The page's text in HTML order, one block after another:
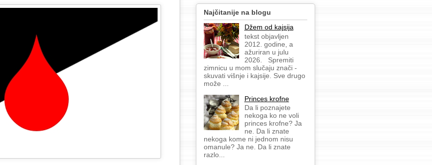
Najčitanije na blogu
Džem od kajsija
tekst objavljen
2012. godine, a
ažuriran u julu
2026. Spremiti
zimnicu u mom slučaju znači -
skuvati višnje i kajsije. Sve drugo
može ...
Princes krofne
Da li poznajete
nekoga ko ne voli
princes krofne? Ja
ne. Da li znate
nekoga kome ni jednom nisu
omanule? Ja ne. Da li znate
razlo...